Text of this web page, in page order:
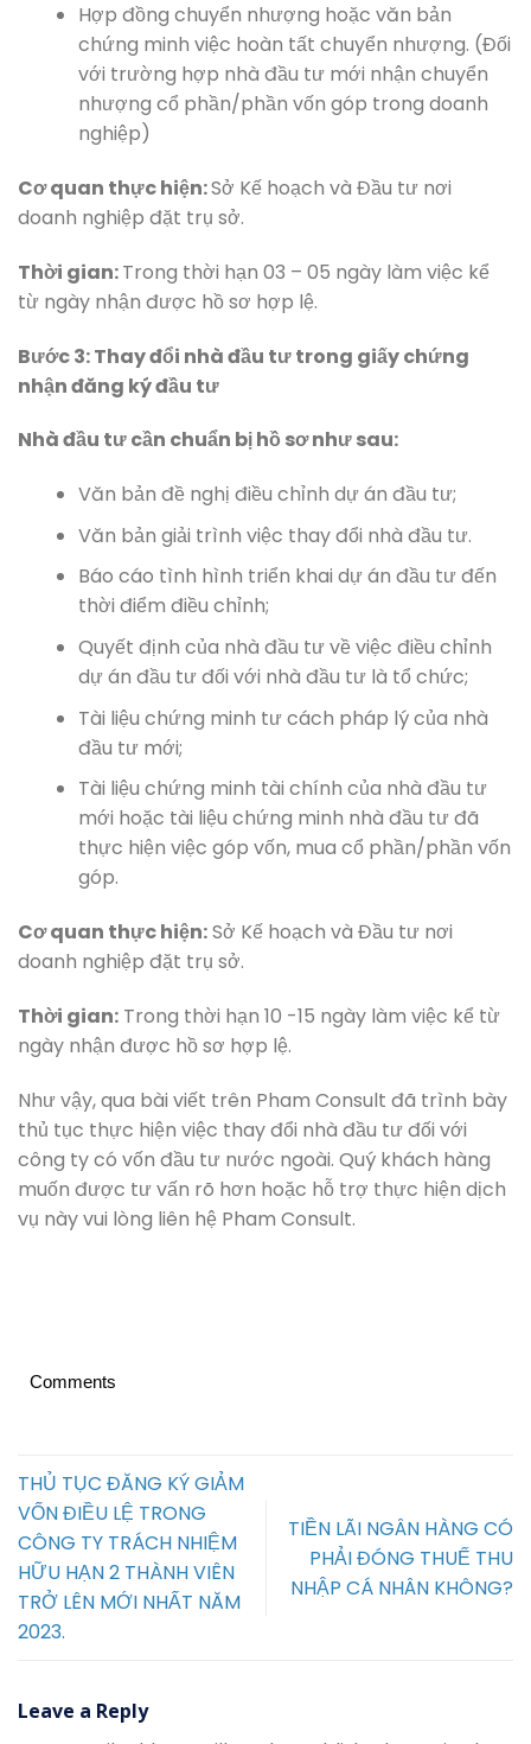
Hợp đồng chuyển nhượng hoặc văn bản
chứng minh việc hoàn tất chuyển nhượng. (Đối
với trường hợp nhà đầu tư mới nhận chuyển
nhượng cổ phần/phần vốn góp trong doanh
nghiệp)
Cơ quan thực hiện:Sở Kế hoạch và Đầu tư nơi
doanh nghiệp đặt trụ sở.
Thời gian:Trong thời hạn 03 – 05 ngày làm việc kể
từ ngày nhận được hồ sơ hợp lệ.
Bước 3: Thay đổi nhà đầu tư trong giấy chứng
nhận đăng ký đầu tư
Nhà đầu tư cần chuẩn bị hồ sơ như sau:
Văn bản đề nghị điều chỉnh dự án đầu tư;
Văn bản giải trình việc thay đổi nhà đầu tư.
Báo cáo tình hình triển khai dự án đầu tư đến
thời điểm điều chỉnh;
Quyết định của nhà đầu tư về việc điều chỉnh
dự án đầu tư đối với nhà đầu tư là tổ chức;
Tài liệu chứng minh tư cách pháp lý của nhà
đầu tư mới;
Tài liệu chứng minh tài chính của nhà đầu tư
mới hoặc tài liệu chứng minh nhà đầu tư đã
thực hiện việc góp vốn, mua cổ phần/phần vốn
góp.
Cơ quan thực hiện:Sở Kế hoạch và Đầu tư nơi
doanh nghiệp đặt trụ sở.
Thời gian: Trong thời hạn 10 -15 ngày làm việc kể từ
ngày nhận được hồ sơ hợp lệ.
Như vậy, qua bài viết trên Pham Consult đã trình bày
thủ tục thực hiện việc thay đổi nhà đầu tư đối với
công ty có vốn đầu tư nước ngoài. Quý khách hàng
muốn được tư vấn rõ hơn hoặc hỗ trợ thực hiện dịch
vụ này vui lòng liên hệ Pham Consult.
Comments
THỦ TỤC ĐĂNG KÝ GIẢM
VỐN ĐIỀU LỆ TRONG
CÔNG TY TRÁCH NHIỆM
HỮU HẠN 2 THÀNH VIÊN
TRỞ LÊN MỚI NHẤT NĂM
2023.
TIỀN LÃI NGÂN HÀNG CÓ
PHẢI ĐÓNG THUẾ THU
NHẬP CÁ NHÂN KHÔNG?
Leave a Reply